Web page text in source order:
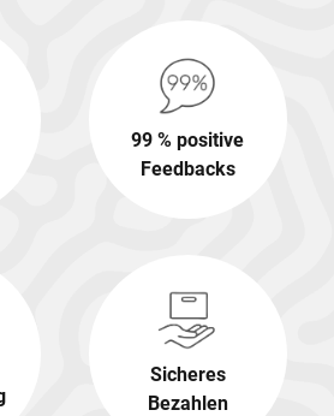
99 % positive
Feedbacks
Sicheres
Bezahlen